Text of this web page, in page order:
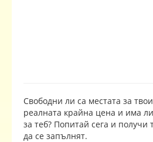
Свободни ли са местата за
реалната крайна цена и има
за теб? Попитай сега и получи
да се запълнят.